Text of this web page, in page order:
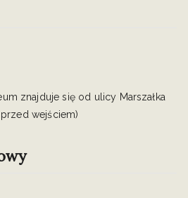
znajduje się od ulicy Marszałka
wejściem)